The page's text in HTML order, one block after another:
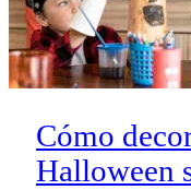
Cómo
Halloween